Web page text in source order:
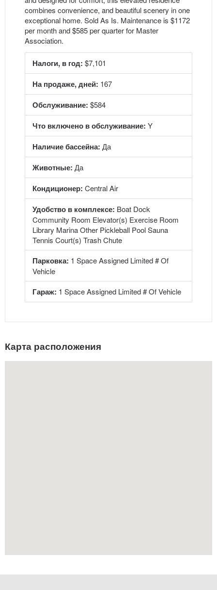
combines convenience, and beautiful scenery in one
exceptional home. Sold As Is. Maintenance is $1172
per month and $585 per quarter for Master
Association.
Налоги, в год: $7,101
На продаже, дней: 167
Обслуживание: $584
Что включено в обслуживание: Y
Наличие бассейна: Да
Животные: Да
Кондиционер: Central Air
Удобство в комплексе: Boat Dock
Community Room Elevator(s) Exercise Room
Library Marina Other Pickleball Pool Sauna
Tennis Court(s) Trash Chute
Парковка: 1 Space Assigned Limited # Of
Vehicle
Гараж: 1 Space Assigned Limited # Of Vehicle
Карта расположения